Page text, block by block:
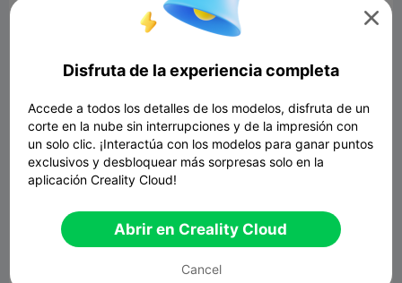
By the way, Shane, your cube-me model is
Wonkman1, I don't know you yet, but give it
time.
Wayne, still and always in my "favorites" folder!

Disfruta de la experiencia completa
Accede a todos los detalles de los modelos, disfruta de un
corte en la nube sin interrupciones y de la impresión con
un solo clic. ¡Interactúa con los modelos para ganar puntos
exclusivos y desbloquear más sorpresas solo en la
aplicación Creality Cloud!
Abrir en Creality Cloud
Cancel